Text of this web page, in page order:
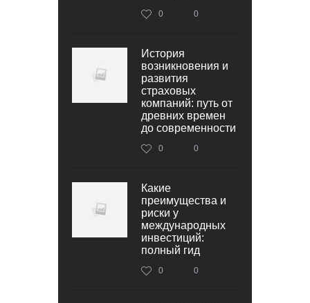
0 0
История
возникновения и
развития
страховых
компаний: путь от
древних времен
до современности
0 0
Какие
преимущества и
риски у
международных
инвестиций:
полный гид
0 0